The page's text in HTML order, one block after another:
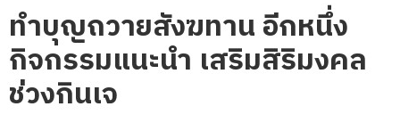
ทำบุญถวายสังฆทาน อีกหนึ่ง
กิจกรรมแนะนำ เสริมสิริมงคล
ช่วงกินเจ